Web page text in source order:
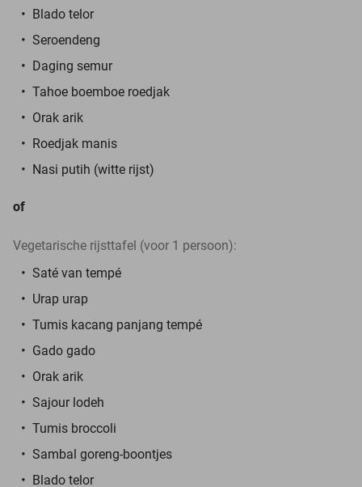
Blado telor
Seroendeng
Daging semur
Tahoe boemboe roedjak
Orak arik
Roedjak manis
Nasi putih (witte rijst)
of
Vegetarische rijsttafel (voor 1 persoon):
Saté van tempé
Urap urap
Tumis kacang panjang tempé
Gado gado
Orak arik
Sajour lodeh
Tumis broccoli
Sambal goreng-boontjes
Blado telor